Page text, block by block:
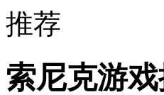
索尼克游